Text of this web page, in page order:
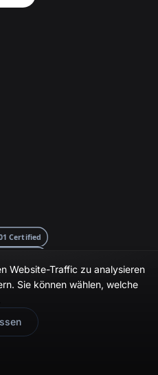
TUTORIALS
Google-Bewertungen
einbetten
Website-Traffic zu analysieren
Sie können wählen, welche
in English?